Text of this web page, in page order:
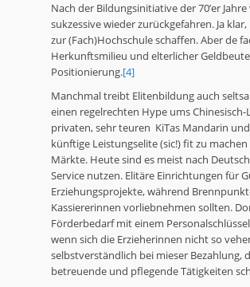
Nach der Bildungsinitiative der 70’er
sukzessive wieder zurückgefahren. Ja
zur (Fach)Hochschule schaffen. Aber de
Herkunftsmilieu und elterlicher
Positionierung.[4]
Manchmal treibt Elitenbildung auch
einen regelrechten Hype ums
privaten, sehr teuren KiTas Mandarin
künftige Leistungselite (sic!) fit zu
Märkte. Heute sind es meist nach
Service nutzen. Elitäre Einrichtungen für
Erziehungsprojekte, während
Kassiererinnen vorliebnehmen sollten.
Förderbedarf mit einem
wenn sich die Erzieherinnen nicht so
selbstverständlich bei mieser Bezahlung,
betreuende und pflegende Tätigkeiten